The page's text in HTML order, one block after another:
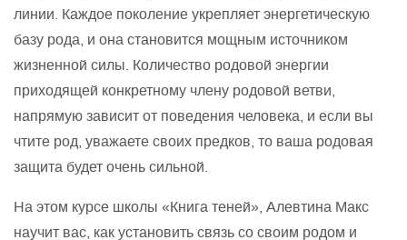
линии. Каждое поколение укрепляет энергетическую
базу рода, и она становится мощным источником
жизненной силы. Количество родовой энергии
приходящей конкретному члену родовой ветви,
напрямую зависит от поведения человека, и если вы
чтите род, уважаете своих предков, то ваша родовая
защита будет очень сильной.
На этом курсе школы «Книга теней», Алевтина Макс
научит вас, как установить связь со своим родом и